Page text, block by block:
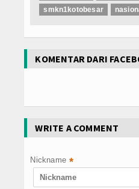
smkn1kotobesar
KOMENTAR DARI
WRITE A COMMENT
Nickname *